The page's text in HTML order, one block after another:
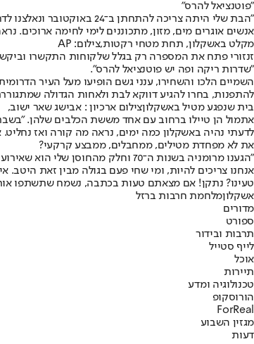
"פוטנציאל להרס"
"הבת שלי היתה צריכה
אנשים אוגרים מים, מזון, מתכוננים לימי לחימה ארוכים.
מקלט באשקלון, תחת מטחי רקטות,צילום: AP
זנזורי פתח את המספרה רק בגלל שלקוחות התקשרו
"שדרות ריקה ופה יש פוטנציאל להרס".
השמיים הלכו והשחירו, ענני גשם הופיעו מעל העיר
להתפנות, בחרו להגיע דווקא לבת ולאחות הגדולה
בית שנפגע מטיל באשקלוןצילום ארכיון : אבישג שאר ישוב,
אתמול הן טיילו ברחוב עם אחד מששת הכלבים שלהן.
לדעתי נהיה באשקלון כמה ימים, נראה מה קורה ואז
את לא מפחדת מטילים, ממחבלים, ממבצע קרקעי?
"הגענו מרומניה בשנות ה־70
אנחנו צריכים להיות, ומי שחי פעם בגולה מבין זאת היטב.
טעינו? נתקן! אם מצאתם טעות בכתבה, נשמח שתשתפו
אשקלוןמלחמת חרבות ברזל
מדורים
ספורט
תרבות ובידור
לייף סטייל
אוכל
תיירות
טכנולוגיה ומדע
הורוסקופ
ForReal
מגזין השבוע
דעות